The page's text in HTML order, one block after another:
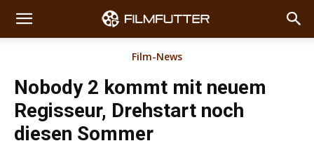
Film-News
Nobody 2 kommt mit neuem
Regisseur, Drehstart noch
diesen Sommer